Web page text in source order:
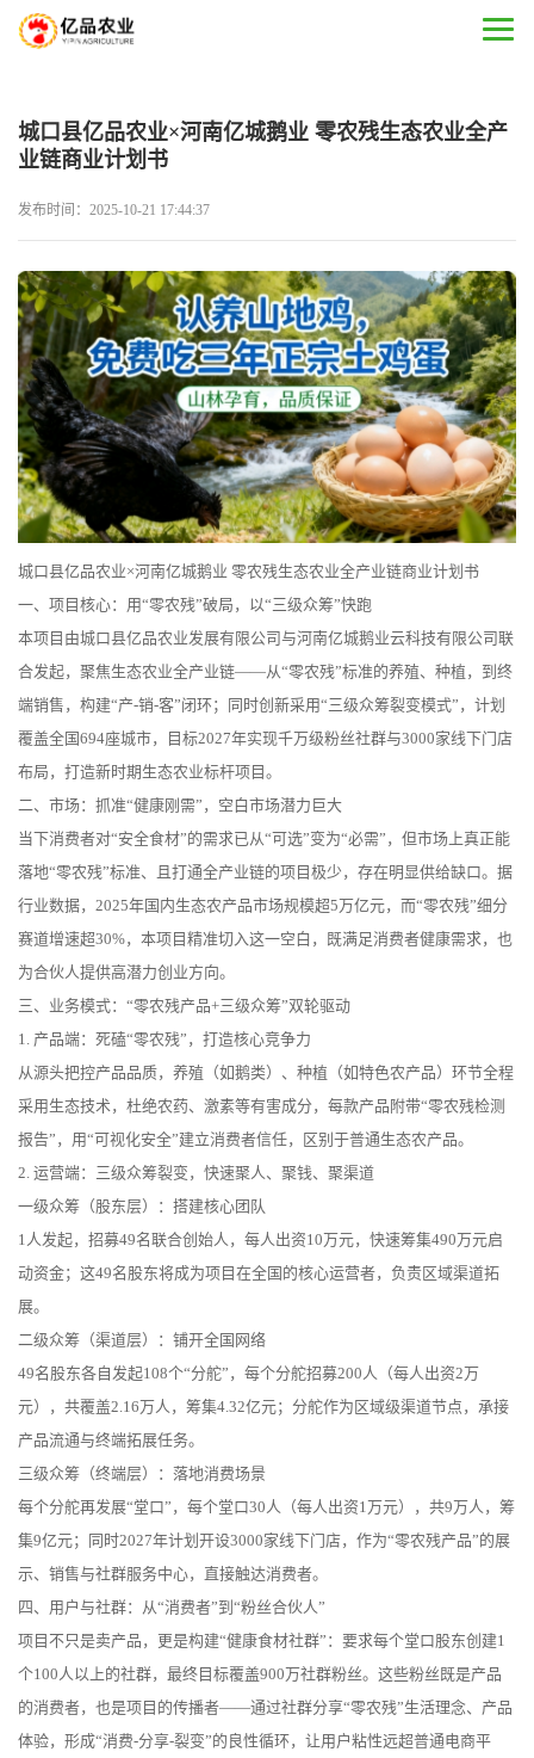
城口县亿品农业×河南亿城鹅业 零农残生态农业全产
业链商业计划书
发布时间：2025-10-21 17:44:37
城口县亿品农业×河南亿城鹅业 零农残生态农业全产业链商业计划书
一、项目核心：用“零农残”破局，以“三级众筹”快跑
本项目由城口县亿品农业发展有限公司与河南亿城鹅业云科技有限公司联
合发起，聚焦生态农业全产业链——从“零农残”标准的养殖、种植，到终
端销售，构建“产-销-客”闭环；同时创新采用“三级众筹裂变模式”，计划
覆盖全国694座城市，目标2027年实现千万级粉丝社群与3000家线下门店
布局，打造新时期生态农业标杆项目。
二、市场：抓准“健康刚需”，空白市场潜力巨大
当下消费者对“安全食材”的需求已从“可选”变为“必需”，但市场上真正能
落地“零农残”标准、且打通全产业链的项目极少，存在明显供给缺口。据
行业数据，2025年国内生态农产品市场规模超5万亿元，而“零农残”细分
赛道增速超30%，本项目精准切入这一空白，既满足消费者健康需求，也
为合伙人提供高潜力创业方向。
三、业务模式：“零农残产品+三级众筹”双轮驱动
1. 产品端：死磕“零农残”，打造核心竞争力
从源头把控产品品质，养殖（如鹅类）、种植（如特色农产品）环节全程
采用生态技术，杜绝农药、激素等有害成分，每款产品附带“零农残检测
报告”，用“可视化安全”建立消费者信任，区别于普通生态农产品。
2. 运营端：三级众筹裂变，快速聚人、聚钱、聚渠道
一级众筹（股东层）：搭建核心团队
1人发起，招募49名联合创始人，每人出资10万元，快速筹集490万元启
动资金；这49名股东将成为项目在全国的核心运营者，负责区域渠道拓
展。
二级众筹（渠道层）：铺开全国网络
49名股东各自发起108个“分舵”，每个分舵招募200人（每人出资2万
元），共覆盖2.16万人，筹集4.32亿元；分舵作为区域级渠道节点，承接
产品流通与终端拓展任务。
三级众筹（终端层）：落地消费场景
每个分舵再发展“堂口”，每个堂口30人（每人出资1万元），共9万人，筹
集9亿元；同时2027年计划开设3000家线下门店，作为“零农残产品”的展
示、销售与社群服务中心，直接触达消费者。
四、用户与社群：从“消费者”到“粉丝合伙人”
项目不只是卖产品，更是构建“健康食材社群”：要求每个堂口股东创建1
个100人以上的社群，最终目标覆盖900万社群粉丝。这些粉丝既是产品
的消费者，也是项目的传播者——通过社群分享“零农残”生活理念、产品
体验，形成“消费-分享-裂变”的良性循环，让用户粘性远超普通电商平